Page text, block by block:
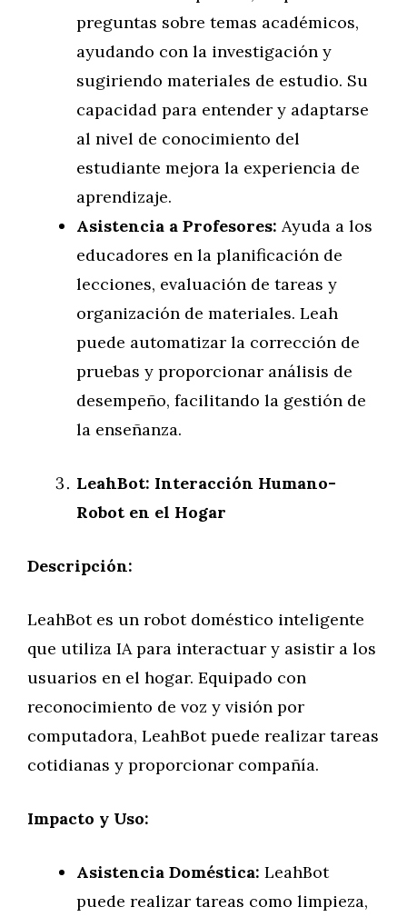
preguntas sobre temas académicos,
ayudando con la investigación y
sugiriendo materiales de estudio. Su
capacidad para entender y adaptarse
al nivel de conocimiento del
estudiante mejora la experiencia de
aprendizaje.
Asistencia a Profesores: Ayuda a los
educadores en la planificación de
lecciones, evaluación de tareas y
organización de materiales. Leah
puede automatizar la corrección de
pruebas y proporcionar análisis de
desempeño, facilitando la gestión de
la enseñanza.
LeahBot: Interacción Humano-
Robot en el Hogar
Descripción:
LeahBot es un robot doméstico inteligente
que utiliza IA para interactuar y asistir a los
usuarios en el hogar. Equipado con
reconocimiento de voz y visión por
computadora, LeahBot puede realizar tareas
cotidianas y proporcionar compañía.
Impacto y Uso:
Asistencia Doméstica: LeahBot
puede realizar tareas como limpieza,